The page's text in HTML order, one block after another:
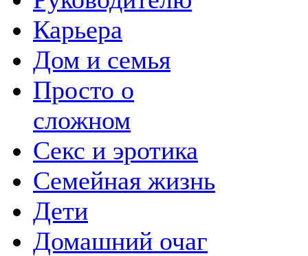
Карьера
Дом и семья
Просто о
сложном
Секс и эротика
Семейная жизнь
Дети
Домашний очаг